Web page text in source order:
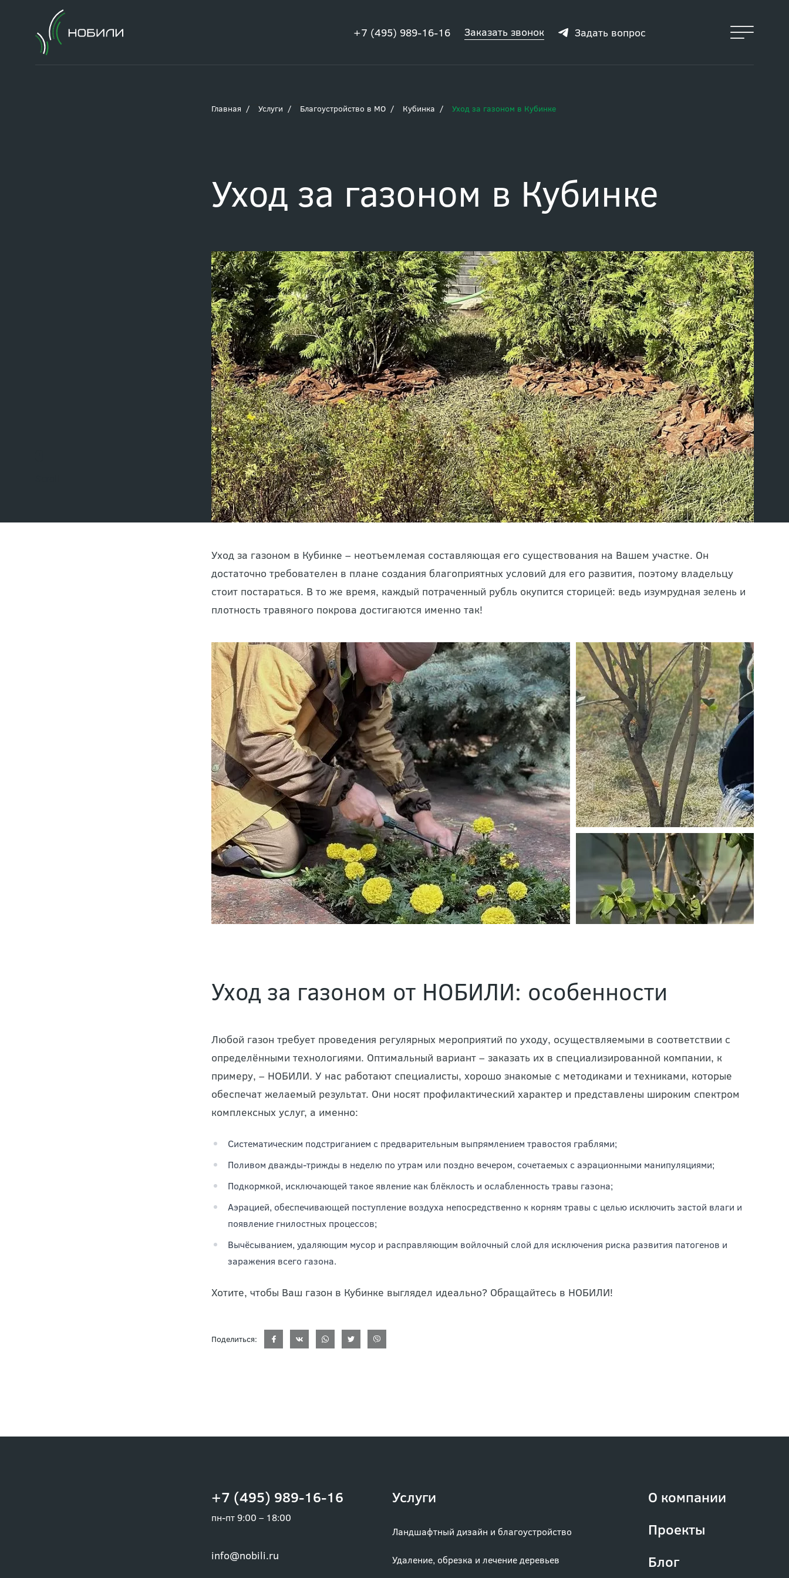
+7 (495) 989-16-16 Заказать звонок Задать вопрос
Главная Услуги Благоустройство в МО Кубинка Уход за газоном в Кубинке
Уход за газоном в Кубинке
Уход за газоном в Кубинке – неотъемлемая составляющая его существования на Вашем участке. Он
достаточно требователен в плане создания благоприятных условий для его развития, поэтому владельцу
стоит постараться. В то же время, каждый потраченный рубль окупится сторицей: ведь изумрудная зелень и
плотность травяного покрова достигаются именно так!
Уход за газоном от НОБИЛИ: особенности
Любой газон требует проведения регулярных мероприятий по уходу, осуществляемыми в соответствии с
определёнными технологиями. Оптимальный вариант – заказать их в специализированной компании, к
примеру, – НОБИЛИ. У нас работают специалисты, хорошо знакомые с методиками и техниками, которые
обеспечат желаемый результат. Они носят профилактический характер и представлены широким спектром
комплексных услуг, а именно:
Систематическим подстриганием с предварительным выпрямлением травостоя граблями;
Поливом дважды-трижды в неделю по утрам или поздно вечером, сочетаемых с аэрационными манипуляциями;
Подкормкой, исключающей такое явление как блёклость и ослабленность травы газона;
Аэрацией, обеспечивающей поступление воздуха непосредственно к корням травы с целью исключить застой влаги и
появление гнилостных процессов;
Вычёсыванием, удаляющим мусор и расправляющим войлочный слой для исключения риска развития патогенов и
заражения всего газона.
Хотите, чтобы Ваш газон в Кубинке выглядел идеально? Обращайтесь в НОБИЛИ!
Поделиться:
+7 (495) 989-16-16
пн-пт 9:00 – 18:00
info@nobili.ru
Услуги
Ландшафтный дизайн и благоустройство
Удаление, обрезка и лечение деревьев
О компании
Проекты
Блог